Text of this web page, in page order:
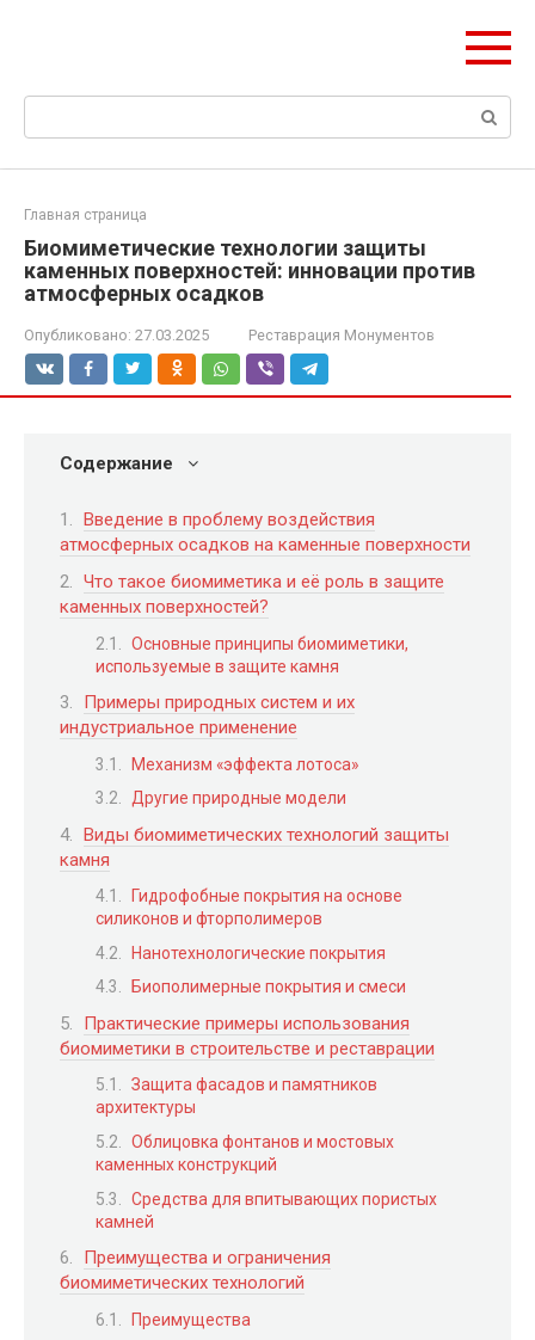
Поиск:
Главная страница
Биомиметические технологии защиты
каменных поверхностей: инновации против
атмосферных осадков
Опубликовано: 27.03.2025 Реставрация Монументов
Содержание
Введение в проблему воздействия
атмосферных осадков на каменные поверхности
Что такое биомиметика и её роль в защите
каменных поверхностей?
Основные принципы биомиметики,
используемые в защите камня
Примеры природных систем и их
индустриальное применение
Механизм «эффекта лотоса»
Другие природные модели
Виды биомиметических технологий защиты
камня
Гидрофобные покрытия на основе
силиконов и фторполимеров
Нанотехнологические покрытия
Биополимерные покрытия и смеси
Практические примеры использования
биомиметики в строительстве и реставрации
Защита фасадов и памятников
архитектуры
Облицовка фонтанов и мостовых
каменных конструкций
Средства для впитывающих пористых
камней
Преимущества и ограничения
биомиметических технологий
Преимущества